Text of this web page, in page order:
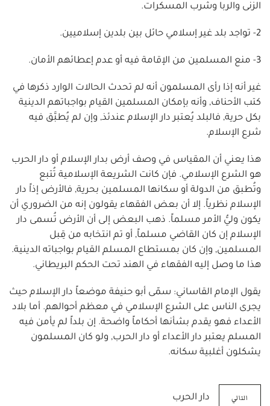
الزنى والربا وشرب المسكرات.
2- تواجد بلد غير إسلامي حائل بين بلدين إسلاميين.
3- منع المسلمين من الإقامة فيه أو عدم إعطائهم الأمان.
غير أنه إذا رأى المسلمون أنه لم تحدث الحالات الوارد ذكرها في
كتب الأحناف, وأنه بإمكان المسلمين القيام بواجباتهم الدينية
بكل حرية, فالبلد يُعتبر دار الإسلام عندئذ, وإن لم يُطبَّق فيه
شرع الإسلام.
هذا يعني أن المقياس في وصف أرض بدار الإسلام أو دار الحرب
هو الشرع الإسلامي. فإن كانت الشريعة الإسلامية تُتبع
وتُطبق من الدولة أو سكانها المسلمين بحرية, فالأرض إذاً دار
الإسلام نظرياً. إلا أن بعض الفقهاء يقولون إنه من الضروري أن
يكون وليُّ الأمر مسلماً. ذهب البعض إلى أن الأرض تُسمى دار
الإسلام إن كان القاضي مسلماً, أو تم انتخابه من قِبل
المسلمين, وإن كان بمستطاع المسلم القيام بواجباته الدينية.
هذا ما وصل إليه الفقهاء في الهند تحت الحكم البريطاني.
يقول الإمام القاساني: سمّى أبو حنيفة موضعاً دار الإسلام حيث
يجرى الناس على الشرع الإسلامي في معظم أحوالهم. أما بلاد
الأعداء فهو يقدم بشأنها أحكاماً واضحة. إن بلداً لم يأمن فيه
المسلم يعتبر دار الأعداء أو دار الحرب, ولو كان المسلمون
يشكلون أغلبية سكانه.
التالي دار الحرب